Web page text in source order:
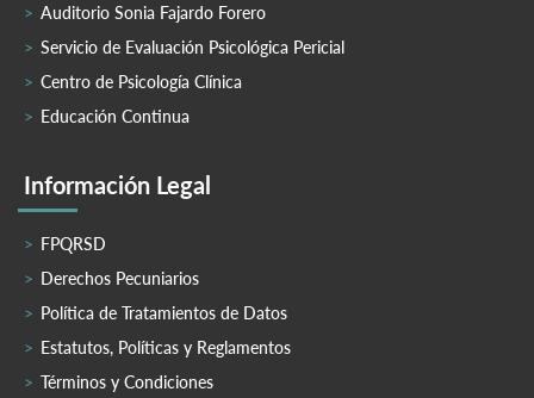
Auditorio Sonia Fajardo Forero
Servicio de Evaluación Psicológica Pericial
Centro de Psicología Clínica
Educación Continua
Información Legal
FPQRSD
Derechos Pecuniarios
Política de Tratamientos de Datos
Estatutos, Políticas y Reglamentos
Términos y Condiciones